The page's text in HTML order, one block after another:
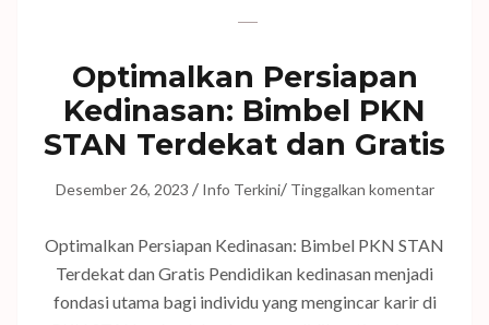
Optimalkan Persiapan
Kedinasan: Bimbel PKN
STAN Terdekat dan Gratis
Desember 26, 2023 / Info Terkini/ Tinggalkan komentar
Optimalkan Persiapan Kedinasan: Bimbel PKN STAN
Terdekat dan Gratis Pendidikan kedinasan menjadi
fondasi utama bagi individu yang mengincar karir di